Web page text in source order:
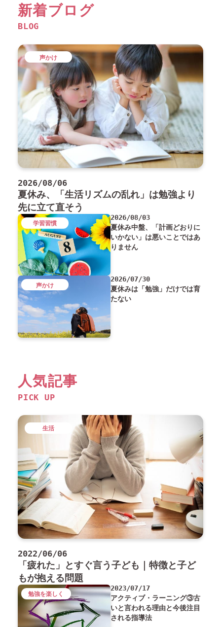
新着ブログ
BLOG
2026/08/06
夏休み、「生活リズムの乱れ」は勉強より
先に立て直そう
声かけ
2026/08/03
夏休み中盤、「計画どおりに
いかない」は悪いことではあ
りません
学習習慣
2026/07/30
夏休みは「勉強」だけでは育
たない
声かけ
人気記事
PICK UP
2022/06/06
「疲れた」とすぐ言う子ども｜特徴と子ど
もが抱える問題
生活
2023/07/17
アクティブ・ラーニング③古
いと言われる理由と今後注目
される指導法
勉強を楽しく